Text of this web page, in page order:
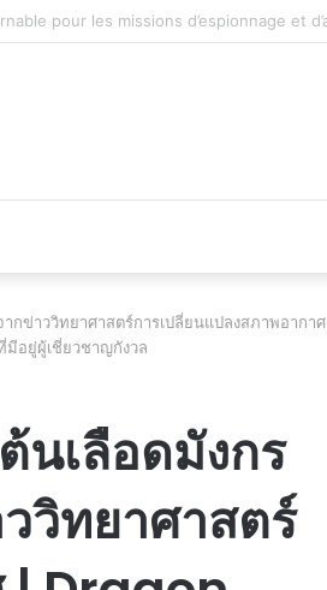
en plein essor
กข่าววิทยาศาสตร์การเปลี่ยนแปลงสภาพอากาศ
มีอยู่ผู้เชี่ยวชาญกังวล
นเลือดมังกร
วิทยาศาสตร์